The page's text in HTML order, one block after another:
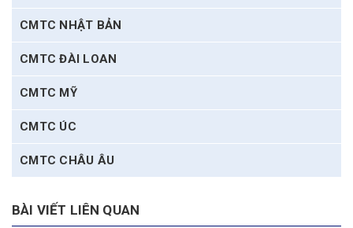
CMTC NHẬT BẢN
CMTC ĐÀI LOAN
CMTC MỸ
CMTC ÚC
CMTC CHÂU ÂU
BÀI VIẾT LIÊN QUAN